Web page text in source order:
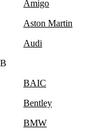
Amigo
Aston Martin
Audi
B
BAIC
Bentley
BMW